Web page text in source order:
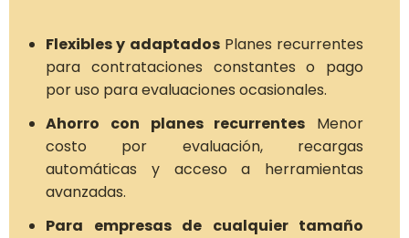
Flexibles y adaptadosPlanes recurrentes
para contrataciones constantes o pago
por uso para evaluaciones ocasionales.
Ahorro con planes recurrentes Menor
costo por evaluación, recargas
automáticas y acceso a herramientas
avanzadas.
Para empresas de cualquier tamaño